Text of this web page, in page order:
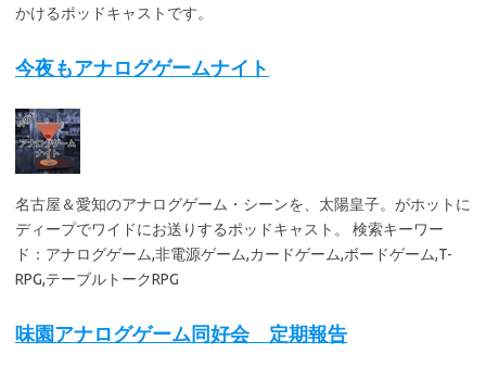
かけるポッドキャストです。
今夜もアナログゲームナイト
名古屋＆愛知のアナログゲーム・シーンを、太陽皇子。がホットに
ディープでワイドにお送りするポッドキャスト。 検索キーワー
ド：アナログゲーム,非電源ゲーム,カードゲーム,ボードゲーム,T-
RPG,テーブルトークRPG
味園アナログゲーム同好会 定期報告